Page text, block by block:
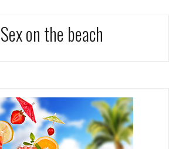
Sex on the beach